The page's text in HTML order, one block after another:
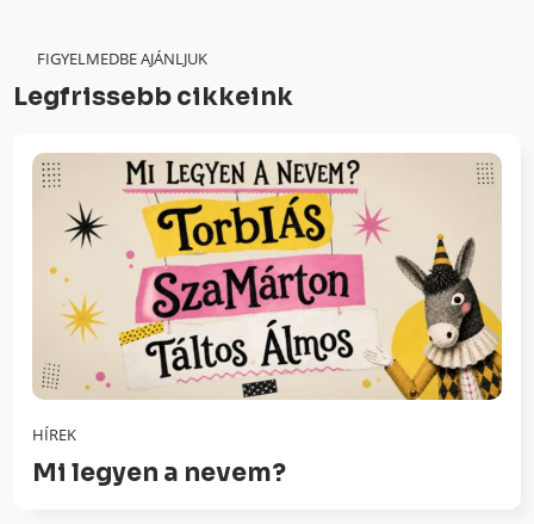
FIGYELMEDBE AJÁNLJUK
Legfrissebb cikkeink
HÍREK
Mi legyen a nevem?